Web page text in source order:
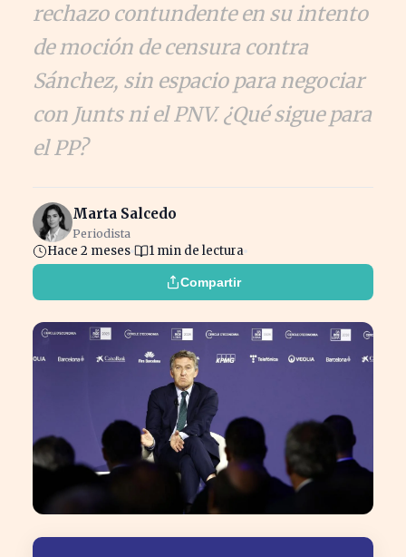
rechazo contundente en su intento
de moción de censura contra
Sánchez, sin espacio para negociar
con Junts ni el PNV. ¿Qué sigue para
el PP?
Marta Salcedo
Periodista
Hace 2 meses 1 min de lectura
Compartir